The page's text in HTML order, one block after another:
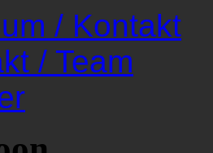
/ Kontakt
/ Team